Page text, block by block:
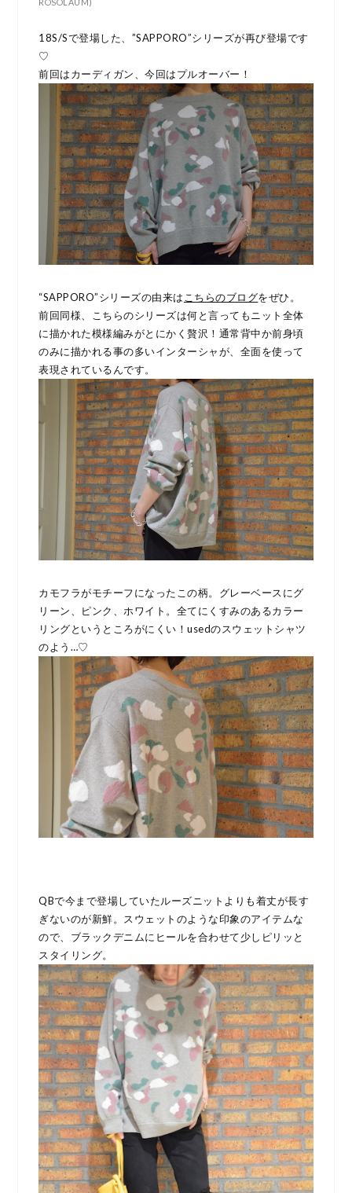
ROSOLAUM)
18S/Sで登場した、”SAPPORO”シリーズが再び登場です
♡
前回はカーディガン、今回はプルオーバー！
“SAPPORO”シリーズの由来はこちらのブログをぜひ。
前回同様、こちらのシリーズは何と言ってもニット全体
に描かれた模様編みがとにかく贅沢！通常背中か前身頃
のみに描かれる事の多いインターシャが、全面を使って
表現されているんです。
カモフラがモチーフになったこの柄。グレーベースにグ
リーン、ピンク、ホワイト。全てにくすみのあるカラー
リングというところがにくい！usedのスウェットシャツ
のよう…♡
QBで今まで登場していたルーズニットよりも着丈が長す
ぎないのが新鮮。スウェットのような印象のアイテムな
ので、ブラックデニムにヒールを合わせて少しピリッと
スタイリング。